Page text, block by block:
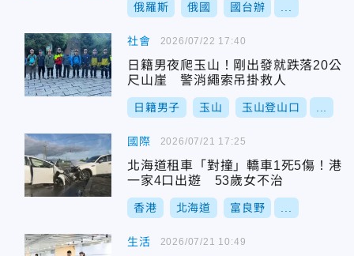
俄羅斯 俄國 國台辦
社會
日籍男夜爬玉山！剛出發就跌落20公
尺山崖 警消繩索吊掛救人
日籍男子 玉山 玉山登山口
2026/07/22 17:40
國際
北海道租車「對撞」轎車1死5傷！港
一家4口出遊 53歲女不治
香港 北海道 富良野
2026/07/21 17:25
生活 2026/07/21 10:49